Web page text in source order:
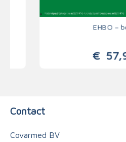
EHBO –
€
Contact
Covarmed BV